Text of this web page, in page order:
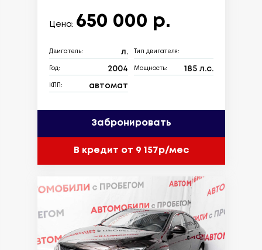
Цена: 650 000 р.
Двигатель: л. Тип двигателя:
Год: 2004 Мощность: 185 л.с.
КПП: автомат
Забронировать
В кредит от 9 157р/мес